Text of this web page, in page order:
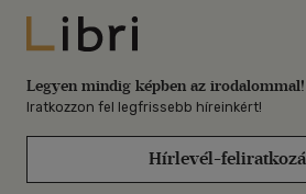
Libri
Legyen mindig képben az irodalommal!
Iratkozzon fel legfrissebb híreinkért!
Hírlevél-